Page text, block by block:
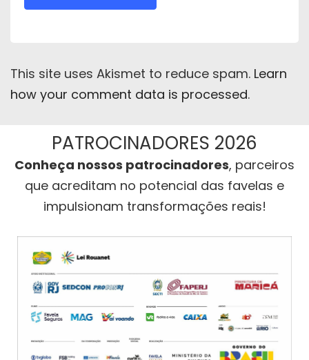
This site uses Akismet to reduce spam. Learn
how your comment data is processed.
PATROCINADORES 2026
Conheça nossos patrocinadores, parceiros
que acreditam no potencial das favelas e
impulsionam transformações reais!